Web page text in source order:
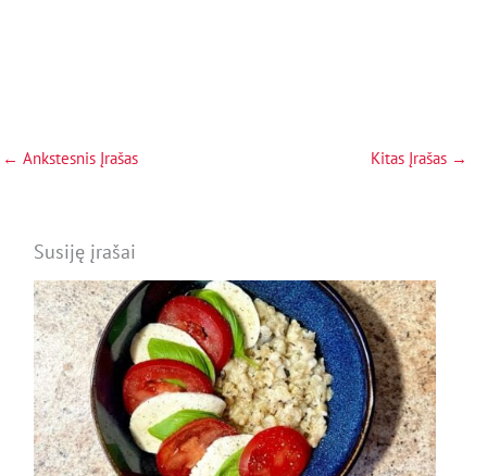
← Ankstesnis Įrašas Kitas Įrašas →
Susiję įrašai